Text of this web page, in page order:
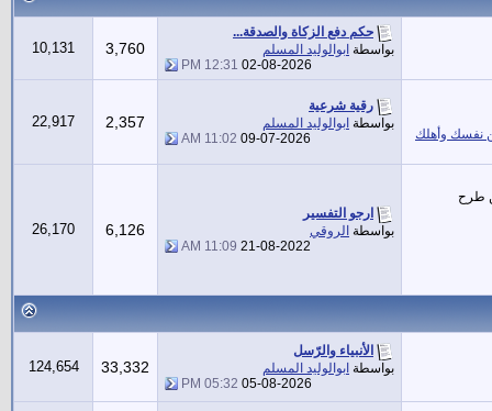
حكم دفع الزكاة والصدقة...
بواسطة ابوالوليد المسلم
02-08-2026
12:31 PM
3,760
10,131
نفسك وأهلك
رقية شرعية
بواسطة ابوالوليد المسلم
09-07-2026
11:02 AM
2,357
22,917
طرح
ارجو التفسير
بواسطة الروقي
21-08-2022
11:09 AM
6,126
26,170
الأنبياء والرّسل
بواسطة ابوالوليد المسلم
05-08-2026
05:32 PM
33,332
124,654